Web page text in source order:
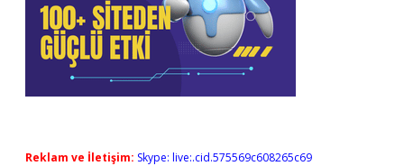
Reklam ve İletişim: Skype: live:.cid.575569c608265c69